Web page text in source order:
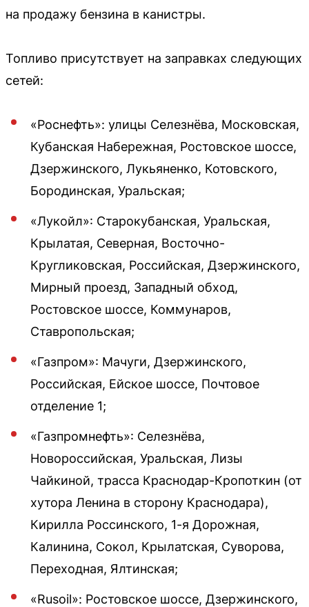
на продажу бензина в канистры.
Топливо присутствует на заправках следующих
сетей:
«Роснефть»: улицы Селезнёва, Московская,
Кубанская Набережная, Ростовское шоссе,
Дзержинского, Лукьяненко, Котовского,
Бородинская, Уральская;
«Лукойл»: Старокубанская, Уральская,
Крылатая, Северная, Восточно-
Кругликовская, Российская, Дзержинского,
Мирный проезд, Западный обход,
Ростовское шоссе, Коммунаров,
Ставропольская;
«Газпром»: Мачуги, Дзержинского,
Российская, Ейское шоссе, Почтовое
отделение 1;
«Газпромнефть»: Селезнёва,
Новороссийская, Уральская, Лизы
Чайкиной, трасса Краснодар-Кропоткин (от
хутора Ленина в сторону Краснодара),
Кирилла Россинского, 1-я Дорожная,
Калинина, Сокол, Крылатская, Суворова,
Переходная, Ялтинская;
«Rusoil»: Ростовское шоссе, Дзержинского,